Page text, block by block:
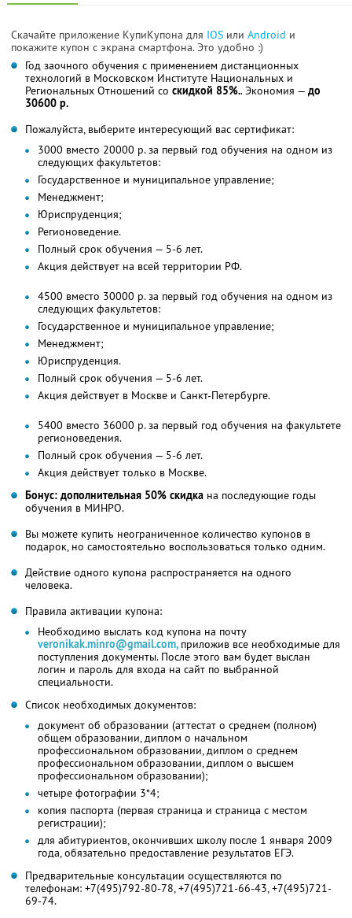
Скачайте приложение КупиКупона для IOS или Android и
покажите купон с экрана смартфона. Это удобно :)
Год заочного обучения с применением дистанционных
технологий в Московском Институте Национальных и
Региональных Отношений со скидкой 85%.. Экономия — до
30600 р.
Пожалуйста, выберите интересующий вас сертификат:
3000 вместо 20000 р. за первый год обучения на одном из
следующих факультетов:
Государственное и муниципальное управление;
Менеджмент;
Юриспруденция;
Регионоведение.
Полный срок обучения — 5-6 лет.
Акция действует на всей территории РФ.
4500 вместо 30000 р. за первый год обучения на одном из
следующих факультетов:
Государственное и муниципальное управление;
Менеджмент;
Юриспруденция.
Полный срок обучения — 5-6 лет.
Акция действует в Москве и Санкт-Петербурге.
5400 вместо 36000 р. за первый год обучения на факультете
регионоведения.
Полный срок обучения — 5-6 лет.
Акция действует только в Москве.
Бонус: дополнительная 50% скидка на последующие годы
обучения в МИНРО.
Вы можете купить неограниченное количество купонов в
подарок, но самостоятельно воспользоваться только одним.
Действие одного купона распространяется на одного
человека.
Правила активации купона:
Необходимо выслать код купона на почту
veronikak.minro@gmail.com, приложив все необходимые для
поступления документы. После этого вам будет выслан
логин и пароль для входа на сайт по выбранной
специальности.
Список необходимых документов:
документ об образовании (аттестат о среднем (полном)
общем образовании, диплом о начальном
профессиональном образовании, диплом о среднем
профессиональном образовании, диплом о высшем
профессиональном образовании);
четыре фотографии 3*4;
копия паспорта (первая страница и страница с местом
регистрации);
для абитуриентов, окончивших школу после 1 января 2009
года, обязательно предоставление результатов ЕГЭ.
Предварительные консультации осуществляются по
телефонам: +7(495)792-80-78, +7(495)721-66-43, +7(495)721-
69-74.